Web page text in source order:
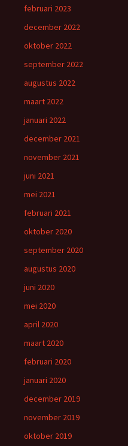
februari 2023
december 2022
oktober 2022
september 2022
augustus 2022
maart 2022
januari 2022
december 2021
november 2021
juni 2021
mei 2021
februari 2021
oktober 2020
september 2020
augustus 2020
juni 2020
mei 2020
april 2020
maart 2020
februari 2020
januari 2020
december 2019
november 2019
oktober 2019